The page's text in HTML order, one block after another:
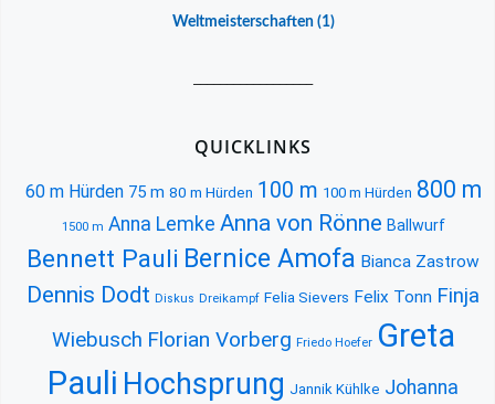
Weltmeisterschaften(1)
QUICKLINKS
60 m Hürden 75 m 80 m Hürden 100 m 100 m Hürden 800 m
1500 m Anna Lemke Anna von Rönne Ballwurf
Bennett Pauli Bernice Amofa Bianca Zastrow
Dennis Dodt Diskus Dreikampf Felia Sievers Felix Tonn Finja
Wiebusch Florian Vorberg Friedo Hoefer Greta
Pauli Hochsprung Jannik Kühlke Johanna